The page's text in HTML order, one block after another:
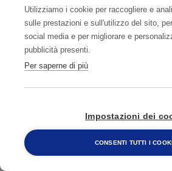
PUNTERUOLO DEL
Utilizziamo i cookie per raccogliere e
sulle prestazioni e sull'utilizzo del sito,
social media e per migliorare e
pubblicità presenti.
Per saperne di più
Impostazioni dei
CONSENTI TUTTI I